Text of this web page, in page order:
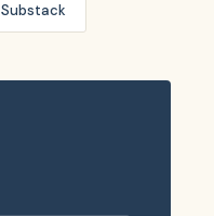
Substack